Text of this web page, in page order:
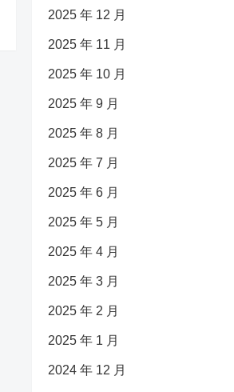
2025 年 12 月
2025 年 11 月
2025 年 10 月
2025 年 9 月
2025 年 8 月
2025 年 7 月
2025 年 6 月
2025 年 5 月
2025 年 4 月
2025 年 3 月
2025 年 2 月
2025 年 1 月
2024 年 12 月